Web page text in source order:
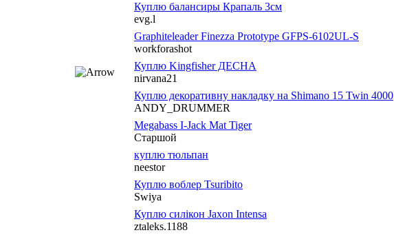
Куплю балансиры Крапаль 3см
evg.l
Graphiteleader Finezza Prototype GFPS-6102UL-S
workforashot
Куплю Kingfisher ДЕСНА
nirvana21
Куплю декоративну накладку на Shimano 15 Twin 4000
ANDY_DRUMMER
Megabass I-Jack Mat Tiger
Старшой
куплю тюльпан
neestor
Куплю воблер Tsuribito
Swiya
Куплю силікон Jaxon Intensa
ztaleks.1188